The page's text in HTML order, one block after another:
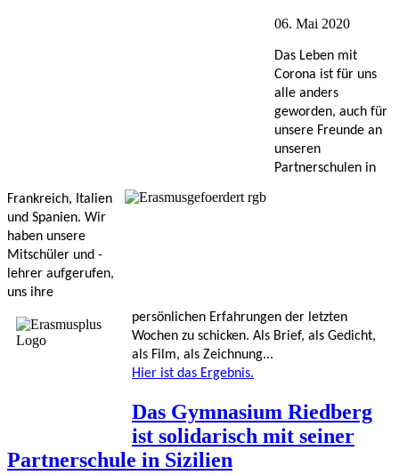
06. Mai 2020
Das Leben mit
Corona ist für uns
alle anders
geworden, auch für
unsere Freunde an
unseren
Partnerschulen in
Frankreich, Italien
und Spanien. Wir
haben unsere
Mitschüler und -
lehrer aufgerufen,
uns ihre
persönlichen Erfahrungen der letzten
Wochen zu schicken. Als Brief, als Gedicht,
als Film, als Zeichnung...
Hier ist das Ergebnis.
Das Gymnasium Riedberg
ist solidarisch mit seiner
Partnerschule in Sizilien